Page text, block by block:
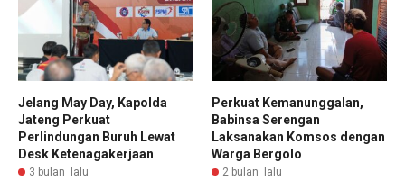
Jelang May Day, Kapolda
Jateng Perkuat
Perlindungan Buruh Lewat
Desk Ketenagakerjaan
3 bulan lalu
Perkuat Kemanunggalan,
Babinsa Serengan
Laksanakan Komsos dengan
Warga Bergolo
2 bulan lalu